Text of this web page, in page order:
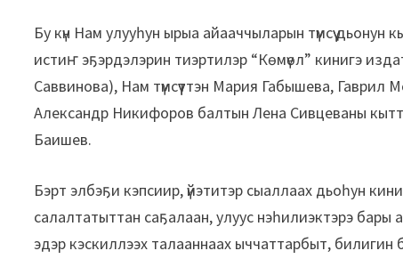
Бу күн Нам улууһун ырыа айааччыларын түмсүү дьонун
истиҥ эҕэрдэлэрин тиэртилэр “Көмүөл” кинигэ
Саввинова), Нам түмсүүттэн Мария Габышева,
Александр Никифоров балтын Лена Сивцеваны
Баишев.
Бэрт элбэҕи кэпсиир, үйэтитэр сыаллаах дьоһун
салалтатыттан саҕалаан, улуус нэһилиэктэрэ
эдэр кэскиллээх талааннаах ыччаттарбыт,